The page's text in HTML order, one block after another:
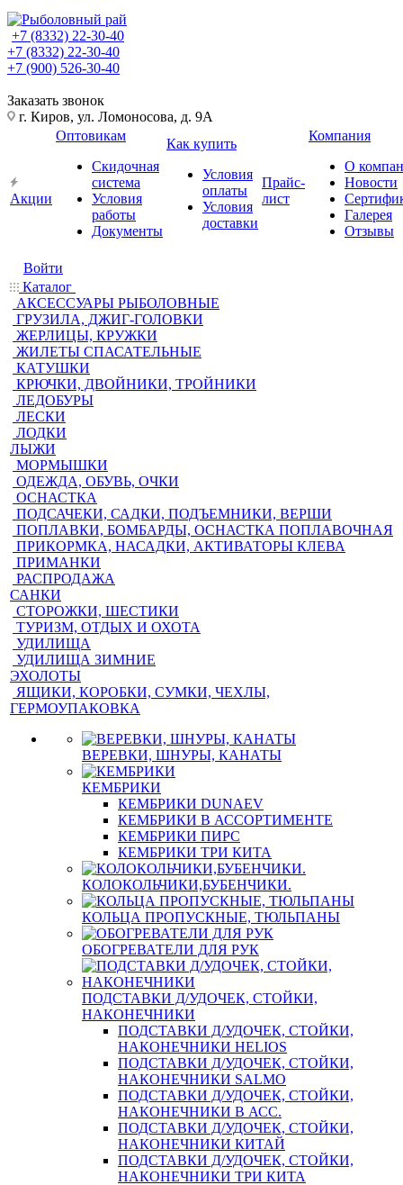
+7 (8332) 22-30-40
+7 (8332) 22-30-40
+7 (900) 526-30-40
Заказать звонок
г. Киров, ул. Ломоносова, д. 9А
Акции
Оптовикам
Скидочная
система
Условия
работы
Документы
Как купить
Условия
оплаты
Условия
доставки
Прайс-
лист
Компания
О
Новости
Галерея
Отзывы
Войти
Каталог
АКСЕССУАРЫ РЫБОЛОВНЫЕ
ГРУЗИЛА, ДЖИГ-ГОЛОВКИ
ЖЕРЛИЦЫ, КРУЖКИ
ЖИЛЕТЫ СПАСАТЕЛЬНЫЕ
КАТУШКИ
КРЮЧКИ, ДВОЙНИКИ, ТРОЙНИКИ
ЛЕДОБУРЫ
ЛЕСКИ
ЛОДКИ
ЛЫЖИ
МОРМЫШКИ
ОДЕЖДА, ОБУВЬ, ОЧКИ
ОСНАСТКА
ПОДСАЧЕКИ, САДКИ, ПОДЪЕМНИКИ, ВЕРШИ
ПОПЛАВКИ, БОМБАРДЫ, ОСНАСТКА ПОПЛАВОЧНАЯ
ПРИКОРМКА, НАСАДКИ, АКТИВАТОРЫ КЛЕВА
ПРИМАНКИ
РАСПРОДАЖА
САНКИ
СТОРОЖКИ, ШЕСТИКИ
ТУРИЗМ, ОТДЫХ И ОХОТА
УДИЛИЩА
УДИЛИЩА ЗИМНИЕ
ЭХОЛОТЫ
ЯЩИКИ, КОРОБКИ, СУМКИ, ЧЕХЛЫ,
ГЕРМОУПАКОВКА
ВЕРЕВКИ, ШНУРЫ, КАНАТЫ
КЕМБРИКИ
КЕМБРИКИ DUNAEV
КЕМБРИКИ В АССОРТИМЕНТЕ
КЕМБРИКИ ПИРС
КЕМБРИКИ ТРИ КИТА
КОЛОКОЛЬЧИКИ,БУБЕНЧИКИ.
КОЛЬЦА ПРОПУСКНЫЕ, ТЮЛЬПАНЫ
ОБОГРЕВАТЕЛИ ДЛЯ РУК
ПОДСТАВКИ Д/УДОЧЕК, СТОЙКИ,
НАКОНЕЧНИКИ
ПОДСТАВКИ Д/УДОЧЕК, СТОЙКИ,
НАКОНЕЧНИКИ HELIOS
ПОДСТАВКИ Д/УДОЧЕК, СТОЙКИ,
НАКОНЕЧНИКИ SALMO
ПОДСТАВКИ Д/УДОЧЕК, СТОЙКИ,
НАКОНЕЧНИКИ В АСС.
ПОДСТАВКИ Д/УДОЧЕК, СТОЙКИ,
НАКОНЕЧНИКИ КИТАЙ
ПОДСТАВКИ Д/УДОЧЕК, СТОЙКИ,
НАКОНЕЧНИКИ ТРИ КИТА